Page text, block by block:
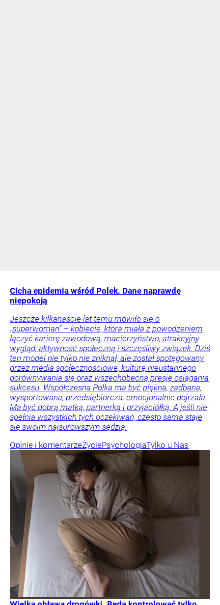
Cicha epidemia wśród Polek. Dane naprawdę
niepokoją
Jeszcze kilkanaście lat temu mówiło się o
„superwoman” – kobiecie, która miała z powodzeniem
łączyć karierę zawodową, macierzyństwo, atrakcyjny
wygląd, aktywność społeczną i szczęśliwy związek. Dziś
ten model nie tylko nie zniknął, ale został spotęgowany
przez media społecznościowe, kulturę nieustannego
porównywania się oraz wszechobecną presję osiągania
sukcesu. Współczesna Polka ma być piękna, zadbana,
wysportowana, przedsiębiorcza, emocjonalnie dojrzała.
Ma być dobrą matką, partnerką i przyjaciółką. A jeśli nie
spełnia wszystkich tych oczekiwań, często sama staje
się swoim najsurowszym sędzią.
Opinie i komentarzeŻyciePsychologiaTylko u Nas